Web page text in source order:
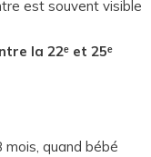
est souvent visible
la 22ᵉ et 25ᵉ
quand bébé